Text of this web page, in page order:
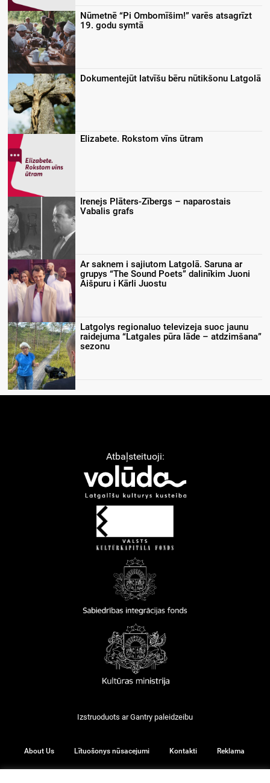
Nūmetnē “Pi Ombomīšim!” varēs atsagrīzt
19. godu symtā
Dokumentejūt latvīšu bēru nūtikšonu Latgolā
Elizabete. Rokstom vīns ūtram
Irenejs Plāters-Zībergs – naparostais
Vabalis grafs
Ar saknem i sajiutom Latgolā. Saruna ar
grupys “The Sound Poets” dalinīkim Juoni
Aišpuru i Kārli Juostu
Latgolys regionaluo televizeja suoc jaunu
raidejuma “Latgales pūra lāde – atdzimšana”
sezonu
Atbaļsteituoji:
Izstruoduots arGantry paleidzeibu
About Us Lītuošonys nūsacejumi Kontakti Reklama